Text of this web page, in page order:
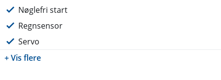
Nøglefri start
Regnsensor
Servo
+ Vis flere